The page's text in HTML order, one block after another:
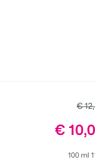
€
Preis:
€
100 ml